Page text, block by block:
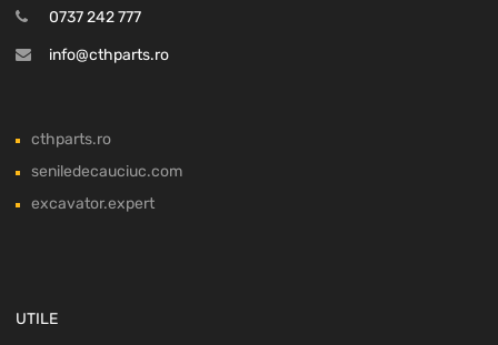
0737 242 777
info@cthparts.ro
cthparts.ro
seniledecauciuc.com
excavator.expert
UTILE